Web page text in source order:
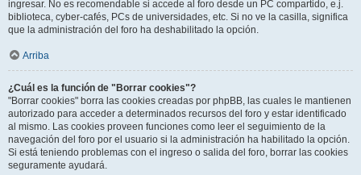
ingresar. No es recomendable si accede al foro desde un PC compartido, e.j.
biblioteca, cyber-cafés, PCs de universidades, etc. Si no ve la casilla, significa
que la administración del foro ha deshabilitado la opción.
Arriba
¿Cuál es la función de "Borrar cookies"?
"Borrar cookies" borra las cookies creadas por phpBB, las cuales le mantienen
autorizado para acceder a determinados recursos del foro y estar identificado
al mismo. Las cookies proveen funciones como leer el seguimiento de la
navegación del foro por el usuario si la administración ha habilitado la opción.
Si está teniendo problemas con el ingreso o salida del foro, borrar las cookies
seguramente ayudará.